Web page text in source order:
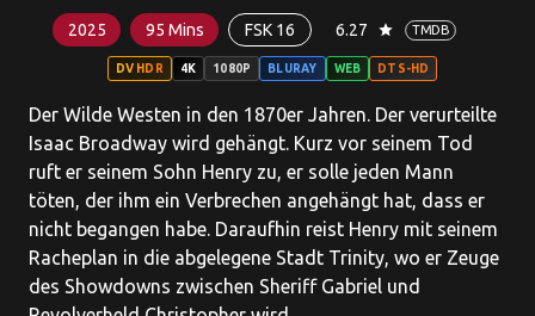
2025 95 Mins FSK 16 6.27 star TMDB
DV HDR 4K 1080P BLURAY WEB DTS-HD
Der Wilde Westen in den 1870er Jahren. Der verurteilte
Isaac Broadway wird gehängt. Kurz vor seinem Tod
ruft er seinem Sohn Henry zu, er solle jeden Mann
töten, der ihm ein Verbrechen angehängt hat, dass er
nicht begangen habe. Daraufhin reist Henry mit seinem
Racheplan in die abgelegene Stadt Trinity, wo er Zeuge
des Showdowns zwischen Sheriff Gabriel und